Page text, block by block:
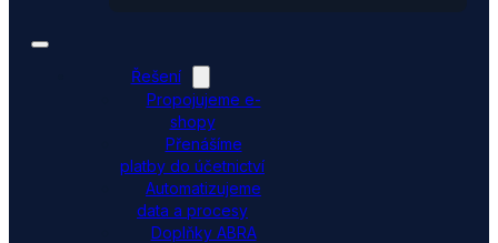
Řešení
Propojujeme e-
shopy
Přenášíme
platby do účetnictví
Automatizujeme
data a procesy
Doplňky ABRA